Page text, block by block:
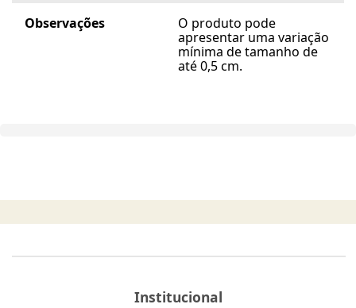
Observações
O produto pode
apresentar uma variação
mínima de tamanho de
até 0,5 cm.
Institucional